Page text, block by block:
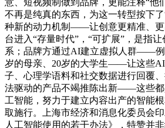
不再是纯真的东西，为这一转型按下
种新的动力机制——让创意更精准、
台进入“存量时代”，“可扩展”，是指
系；品牌方通过AI建立虚拟人群——例
岁的母亲、20岁的大学生——让这些
子、心理学语料和社交数据进行回覆
法驱动的产品不竭推陈出新——这些都
工智能，努力于建立内容出产的智能
取施行。上海市经济和消息化委员会
人工智能使用的若干办法》，特赞并